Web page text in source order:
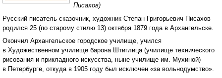
Писахов)
Русский писатель-сказочник , художник Степан Григорьевич Писахов
родился 25 (по старому стилю 13) октября 1879 года в Архангельске.
Окончил Архангельское городское училище, учился
в Художественном училище барона Штиглица (училище технического
рисования и прикладного искусства, ныне училище им. Мухиной)
в Петербурге, откуда в 1905 году был исключен «за вольнодумство».